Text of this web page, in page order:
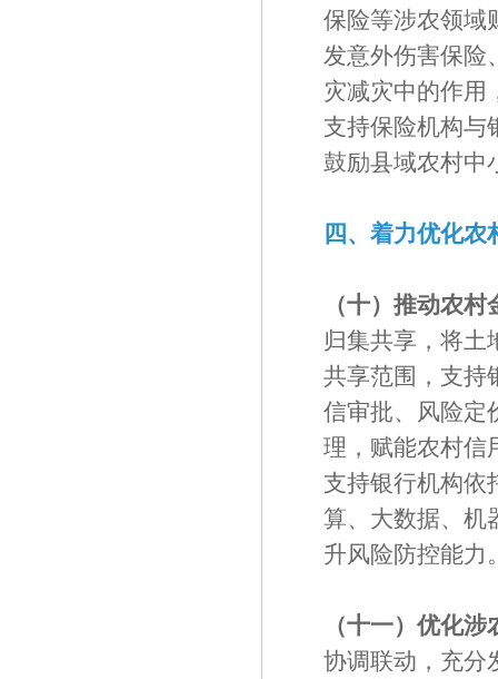
保险等涉农领域
发意外伤害保险
灾减灾中的作用
支持保险机构与
鼓励县域农村中
四、着力优化农
（十）推动农
归集共享，将土
共享范围，支持
信审批、风险定
理，赋能农村信
支持银行机构依
算、大数据、机
升风险防控能力
（十一）优化
协调联动，充分